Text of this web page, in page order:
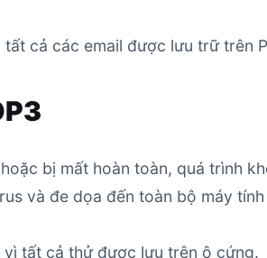
tất cả các email được lưu trữ trên
bị mất hoàn toàn, quá trình
và đe dọa đến toàn bộ máy
tất cả thử được lưu trên ô cứng.